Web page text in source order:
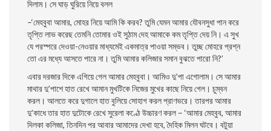
দিলাম। সে ঘাড় ঘুরিয়ে নিয়ে বলল
–‘মেহবুবা আমার, মােহর নিয়ে আমি কি করব? তুমি যেমন আমার যৌবনসুধা পান করে
তৃপ্তি লাভ করেছ তেমনি তােমার ওই সুঠাম দেহ আমাকে কম তৃপ্তি দেয় নি। এ সুখ
যে পরস্পরে দেওয়া-নেওয়ার মাধ্যমেই একমাত্র পাওয়া সম্ভব। তুচ্ছ মােহরে প্রশ্ন
তাে এর মধ্যে আসতে পারে না। তুমি আমার কলিজার সমান বুঝতে পারাে নি?’
এবার দরজার দিকে এগিয়ে গেল আমার মেহবুবা। আমিও দু’পা এগােলাম। সে আমার
মাথার দু’পাশে হাত রেখে আমান মুখটিকে নিজের মুখের কাছে নিয়ে গেল। চুম্বন
করল। আলতে করে দুগালে হাত বুলিয়ে সােহাগ করল প্রাণভরে। তারপর আমার
দু’কাধে তার হাত দুটোকে রেখে সুরেলা কণ্ঠে উচ্চারণ করল – ‘আমার মেহবুব, আমার
দিলকা কলিজা, তিনদিন পর আবার আমাদের দেখা হবে, দৈহিক মিলন ঘটবে। বটুয়া